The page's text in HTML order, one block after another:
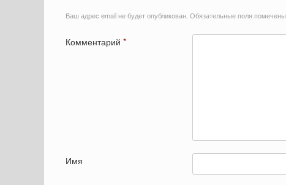
Ваш адрес email не будет опубликован. Обязательные поля помечены
Комментарий *
Имя